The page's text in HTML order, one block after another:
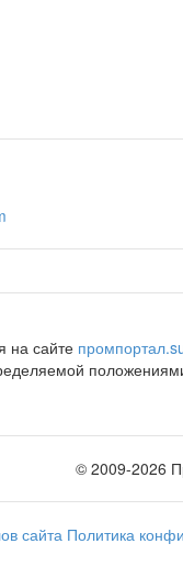
на сайте
© 2009-2026
сайта Политика